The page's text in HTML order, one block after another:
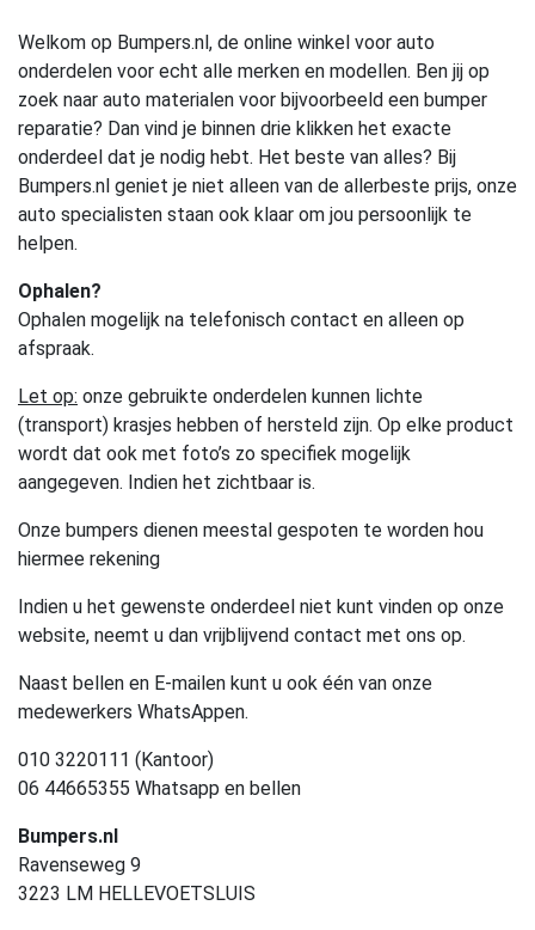
Welkom op Bumpers.nl, de online winkel voor auto
onderdelen voor echt alle merken en modellen. Ben jij op
zoek naar auto materialen voor bijvoorbeeld een bumper
reparatie? Dan vind je binnen drie klikken het exacte
onderdeel dat je nodig hebt. Het beste van alles? Bij
Bumpers.nl geniet je niet alleen van de allerbeste prijs, onze
auto specialisten staan ook klaar om jou persoonlijk te
helpen.
Ophalen?
Ophalen mogelijk na telefonisch contact en alleen op
afspraak.
Let op: onze gebruikte onderdelen kunnen lichte
(transport) krasjes hebben of hersteld zijn. Op elke product
wordt dat ook met foto’s zo specifiek mogelijk
aangegeven. Indien het zichtbaar is.
Onze bumpers dienen meestal gespoten te worden hou
hiermee rekening
Indien u het gewenste onderdeel niet kunt vinden op onze
website, neemt u dan vrijblijvend contact met ons op.
Naast bellen en E-mailen kunt u ook één van onze
medewerkers WhatsAppen.
010 3220111 (Kantoor)
06 44665355 Whatsapp en bellen
Bumpers.nl
Ravenseweg 9
3223 LM HELLEVOETSLUIS